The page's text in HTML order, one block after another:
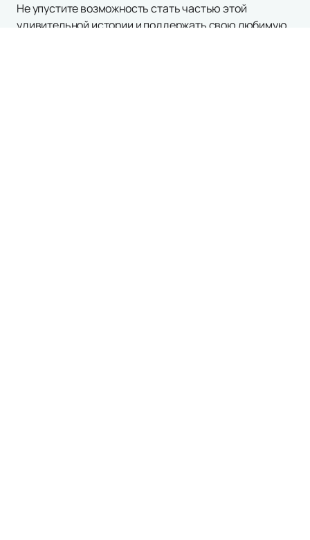
Не упустите возможность стать частью этой
удивительной истории и поддержать свою любимую